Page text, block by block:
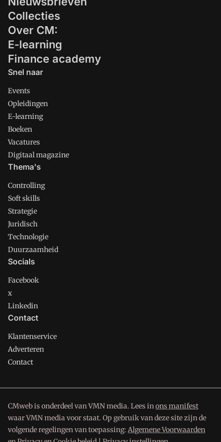
Collecties
Over CM:
E-learning
Finance academy
Snel naar
Events
Opleidingen
E-learning
Boeken
Vacatures
Digitaal magazine
Thema's
Controlling
Soft skills
Strategie
Juridisch
Technologie
Duurzaamheid
Socials
Facebook
x
Linkedin
Contact
Klantenservice
Adverteren
Contact
CMweb is onderdeel van VMN media. Lees inons manifest
waar VMN media voor staat. Op gebruik van deze site zijn de
volgende regelingen van toepassing: Algemene Voorwaarden